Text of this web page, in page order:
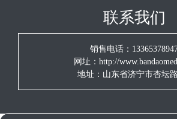
联系我们
销售电话：
网址：http://
地址：山东省济宁市杏坛